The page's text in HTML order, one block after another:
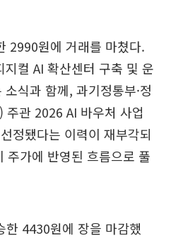
2990원에 거래를 마쳤다.
지컬 AI 확산센터 구축 및 운
식과 함께, 과기정통부·정
주관 2026 AI 바우처 사업
정됐다는 이력이 재부각되
주가에 반영된 흐름으로 풀
4430원에 장을 마감했